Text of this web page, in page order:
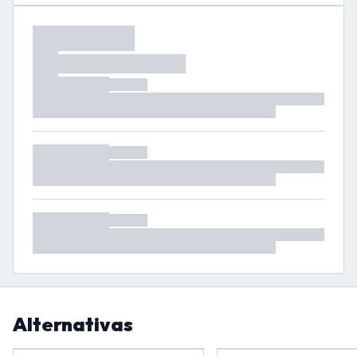
Alternativas